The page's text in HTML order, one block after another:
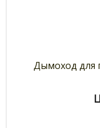
Дымоход для